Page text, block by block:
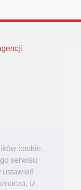
cookie.
serwisu
ustawień
iż